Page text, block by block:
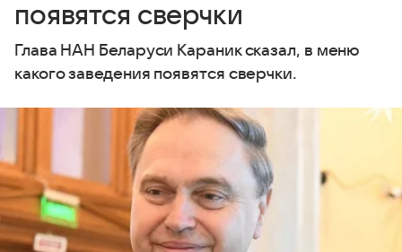
появятся сверчки
Глава НАН Беларуси Караник сказал, в меню
какого заведения появятся сверчки.